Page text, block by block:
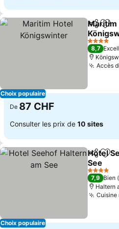
Choix populaire
Partager
Maritim
4 Étoiles
8,7
Accès
De 87 CHF
Consulter les prix de 10 sites
Choix populaire
Partager
Hotel
See
4 Étoiles
7,9 Bien
Haltern
Cuisine